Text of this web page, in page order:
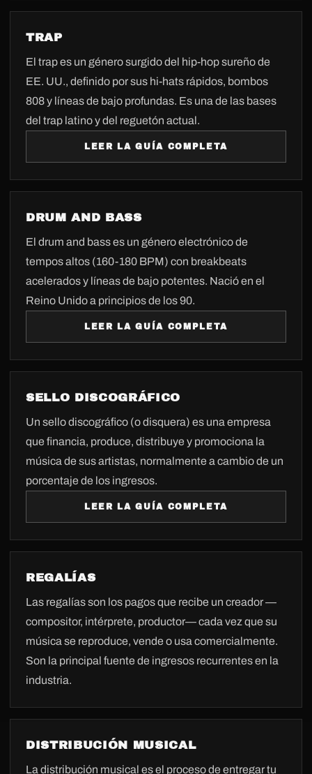
TRAP
El trap es un género surgido del hip-hop sureño de
EE. UU., definido por sus hi-hats rápidos, bombos
808 y líneas de bajo profundas. Es una de las bases
del trap latino y del reguetón actual.
LEER LA GUÍA COMPLETA
DRUM AND BASS
El drum and bass es un género electrónico de
tempos altos (160-180 BPM) con breakbeats
acelerados y líneas de bajo potentes. Nació en el
Reino Unido a principios de los 90.
LEER LA GUÍA COMPLETA
SELLO DISCOGRÁFICO
Un sello discográfico (o disquera) es una empresa
que financia, produce, distribuye y promociona la
música de sus artistas, normalmente a cambio de un
porcentaje de los ingresos.
LEER LA GUÍA COMPLETA
REGALÍAS
Las regalías son los pagos que recibe un creador —
compositor, intérprete, productor— cada vez que su
música se reproduce, vende o usa comercialmente.
Son la principal fuente de ingresos recurrentes en la
industria.
DISTRIBUCIÓN MUSICAL
La distribución musical es el proceso de entregar tu